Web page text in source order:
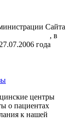
Сайта
, в
года
центры
о пациентах
к нашей